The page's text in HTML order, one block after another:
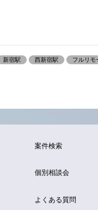
新宿駅 西新宿駅 フルリモ
案件検索
個別相談会
よくある質問